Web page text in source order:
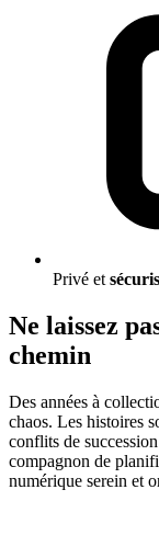
Privé et
Ne laissez
chemin
Des années à
chaos. Les histoires
conflits de
compagnon de
numérique serein et